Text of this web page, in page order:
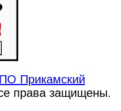
Прикамский
права защищены.